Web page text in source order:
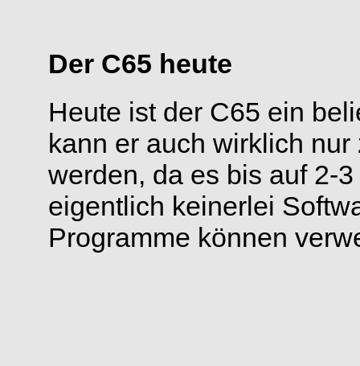
Der C65 heute
Heute ist der C65 ein
kann er auch wirklich
werden, da es bis auf 2-
eigentlich keinerlei
Programme können